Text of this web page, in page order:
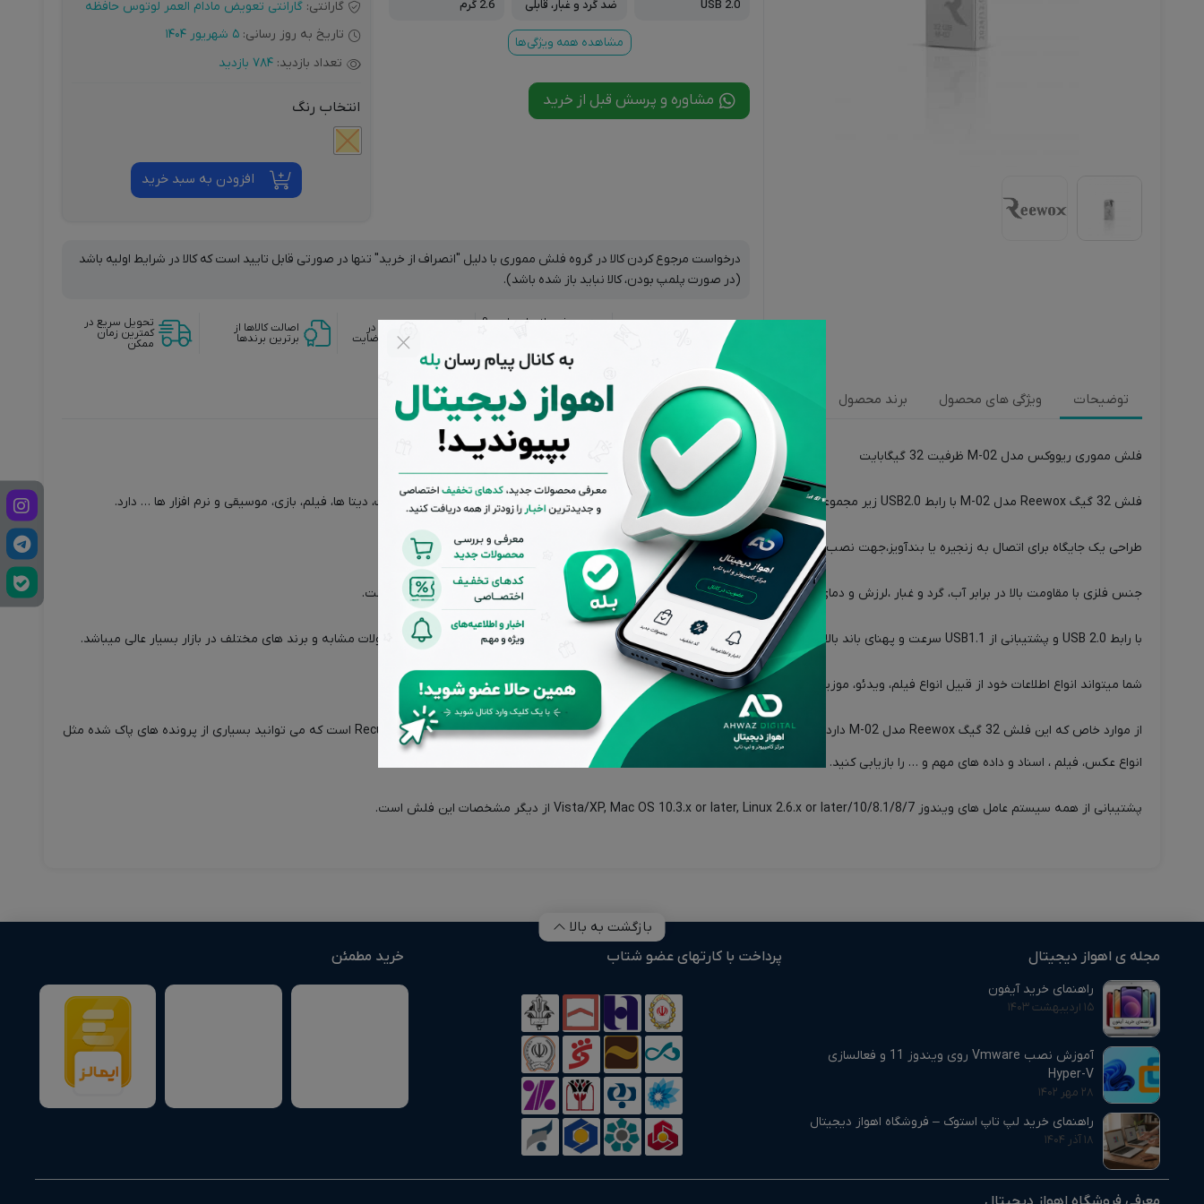
USB 2.0
ضد گرد و غبار، قابلی
چی
2.6 گرم
مشاهده همه ویژگی‌ها
مشاوره و پرسش قبل از خرید
گارانتی: گارانتی تعویض مادام العمر لوتوس حافظه
تاریخ به روز رسانی: 5 شهریور 1404
تعداد بازدید: 784 بازدید
انتخاب رنگ
افزودن به سبد خرید
درخواست مرجوع کردن کالا در گروه فلش مموری با دلیل "انصراف از خرید" تنها در صورتی قابل تایید است که کالا در شرایط اولیه باشد
(در صورت پلمپ بودن، کالا نباید باز شده باشد).
پشتیبانی از ساعت 9 بازگشت وجه در
صورت عدم رضایت
اصالت کالاها از
برترین برندها
تحویل سریع در
کمترین زمان
ممکن
توضیحات ویژگی های محصول برند محصول نقد و بررسی‌ها (0)
فلش مموری ریووکس مدل M-02 ظرفیت 32 گیگابایت
فلش 32 گیگ Reewox مدل M-02 با رابط USB2.0 زیر مجموعه برند لوتوس در ایران با ظاهری زیبا و رنگ طلایی ، جهت ذخیره سازی و انتقال اطلاعات، دیتا ها، فیلم، بازی، موسیقی و نرم افزار ها … دارد.
طراحی یک جایگاه برای اتصال به زنجیره یا بندآویز،جهت نصب به دسته کلید، کیف یا گوشی ها ، راحتی در حمل و نقل را فراهم کرده است.
جنس فلزی با مقاومت بالا در برابر آب، گرد و غبار ،لرزش و دمای عملیاتی 0 ~ 70 درجه سانتی گراد از دیگر مزیت های این فلش درایور برند ریواکس است.
با رابط USB 2.0 و پشتیبانی از USB1.1 سرعت و پهنای باند بالا ؛ دارای سرعت 480 مگابایت (60 مگابایت بر ثانیه) است که سرعت آن نسبت به محصولات مشابه و برند های مختلف در بازار بسیار عالی میباشد.
شما میتواند انواع اطلاعات خود از قبیل انواع فیلم، ویدئو، موزیک و عکس با کیفیت بالا را به راحتی کپی و جابه جا کنید.
از موارد خاص که این فلش 32 گیگ Reewox مدل M-02 دارد قابلیت امکان پشتیبان گیری و بازیابی اطلاعات با استفاده از فناوری Recuva File Recovery است که می توانید بسیاری از پرونده های پاک شده مثل
انواع عکس، فیلم ، اسناد و داده های مهم و … را بازیابی کنید.
پشتیبانی از همه سیستم عامل های ویندوز 10/8.1/8/7/Vista/XP, Mac OS 10.3.x or later, Linux 2.6.x or later از دیگر مشخصات این فلش است.
بازگشت به بالا
مجله ی اهواز دیجیتال
راهنمای خرید آیفون
۱۵ اردیبهشت ۱۴۰۳
آموزش نصب Vmware روی ویندوز 11 و فعالسازی
Hyper-V
۲۸ مهر ۱۴۰۲
راهنمای خرید لپ تاپ استوک – فروشگاه اهواز دیجیتال
۱۸ آذر ۱۴۰۴
پرداخت با کارتهای عضو شتاب خرید مطمئن